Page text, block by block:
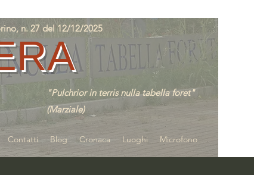
"Pulchrior in terris nulla tabella foret"
(Marziale)
Contatti Blog Cronaca Luoghi Microfono
n. 27 del 12/12/2025